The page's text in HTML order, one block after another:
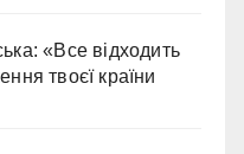
«Все відходить
твоєї країни